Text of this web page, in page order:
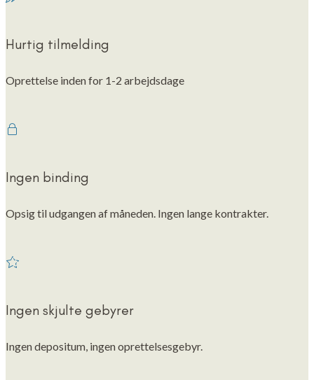
Hurtig tilmelding
Oprettelse inden for 1-2 arbejdsdage
Ingen binding
Opsig til udgangen af måneden. Ingen lange kontrakter.
Ingen skjulte gebyrer
Ingen depositum, ingen oprettelsesgebyr.